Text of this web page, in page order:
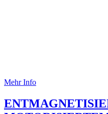
Mehr Info